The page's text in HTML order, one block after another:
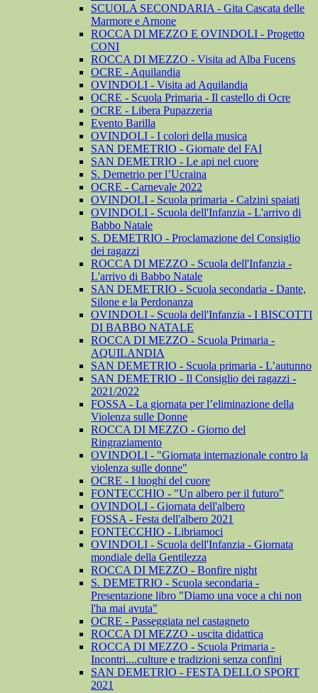
SCUOLA SECONDARIA - Gita Cascata delle
Marmore e Arnone
ROCCA DI MEZZO E OVINDOLI - Progetto
CONI
ROCCA DI MEZZO - Visita ad Alba Fucens
OCRE - Aquilandia
OVINDOLI - Visita ad Aquilandia
OCRE - Scuola Primaria - Il castello di Ocre
OCRE - Libera Pupazzeria
Evento Barilla
OVINDOLI - I colori della musica
SAN DEMETRIO - Giornate del FAI
SAN DEMETRIO - Le api nel cuore
S. Demetrio per l’Ucraina
OCRE - Carnevale 2022
OVINDOLI - Scuola primaria - Calzini spaiati
OVINDOLI - Scuola dell'Infanzia - L'arrivo di
Babbo Natale
S. DEMETRIO - Proclamazione del Consiglio
dei ragazzi
ROCCA DI MEZZO - Scuola dell'Infanzia -
L'arrivo di Babbo Natale
SAN DEMETRIO - Scuola secondaria - Dante,
Silone e la Perdonanza
OVINDOLI - Scuola dell'Infanzia - I BISCOTTI
DI BABBO NATALE
ROCCA DI MEZZO - Scuola Primaria -
AQUILANDIA
SAN DEMETRIO - Scuola primaria - L’autunno
SAN DEMETRIO - Il Consiglio dei ragazzi -
2021/2022
FOSSA - La giornata per l’eliminazione della
Violenza sulle Donne
ROCCA DI MEZZO - Giorno del
Ringraziamento
OVINDOLI - "Giornata internazionale contro la
violenza sulle donne"
OCRE - I luoghi del cuore
FONTECCHIO - "Un albero per il futuro"
OVINDOLI - Giornata dell'albero
FOSSA - Festa dell'albero 2021
FONTECCHIO - Libriamoci
OVINDOLI - Scuola dell'Infanzia - Giornata
mondiale della Gentilezza
ROCCA DI MEZZO - Bonfire night
S. DEMETRIO - Scuola secondaria -
Presentazione libro "Diamo una voce a chi non
l'ha mai avuta"
OCRE - Passeggiata nel castagneto
ROCCA DI MEZZO - uscita didattica
ROCCA DI MEZZO - Scuola Primaria -
Incontri....culture e tradizioni senza confini
SAN DEMETRIO - FESTA DELLO SPORT
2021